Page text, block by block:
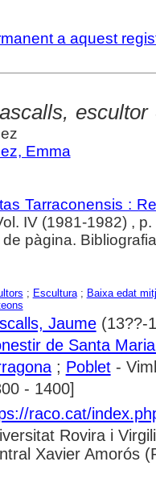
a aquest
Emma
Tarraconensis :
IV (1981-1982) , p.
pàgina.
; Escultura; Baixa edat
Jaume(13??-
de Santa
; Poblet-
- 1400]
raco.cat/
Rovira i
Xavier Amorós